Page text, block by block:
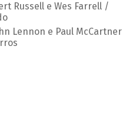
Russell e Wes Farrell /
Lennon e Paul McCartner